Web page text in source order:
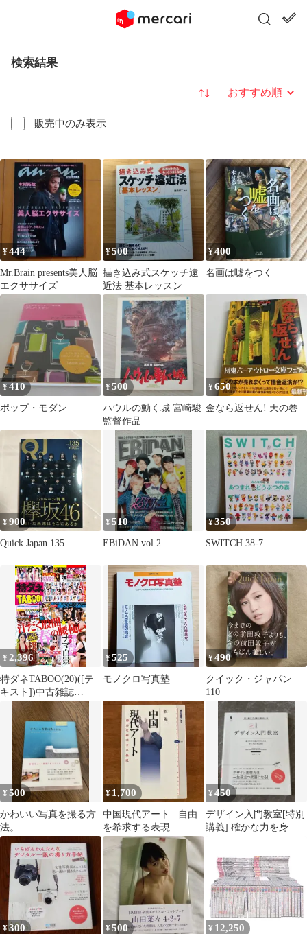
検索結果
販売中のみ表示
並び替え
¥444
Mr.Brain presents美人脳
エクササイズ
¥500
描き込み式スケッチ遠
近法 基本レッスン
¥400
名画は嘘をつく
¥410
ポップ・モダン
¥500
ハウルの動く城 宮崎駿
監督作品
¥650
金なら返せん! 天の巻
¥900
Quick Japan 135
¥510
EBiDAN vol.2
¥350
SWITCH 38-7
¥ 2,396
特ダネTABOO(20)([テ
キスト])中古雑誌
■d8512-10025-I-01-1
¥525
モノクロ写真塾
¥490
クイック・ジャパン
110
¥500
かわいい写真を撮る方
法。
¥ 1,700
中国現代アート : 自由
を希求する表現
¥450
デザイン入門教室[特別
講義] 確かな力を身に
¥300 ¥500 ¥ 12,250